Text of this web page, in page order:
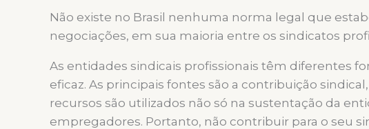
Não existe no Brasil nenhuma norma legal que
negociações, em sua maioria entre os sindicatos
As entidades sindicais profissionais têm diferentes
eficaz. As principais fontes são a contribuição
recursos são utilizados não só na sustentação da
empregadores. Portanto, não contribuir para o seu